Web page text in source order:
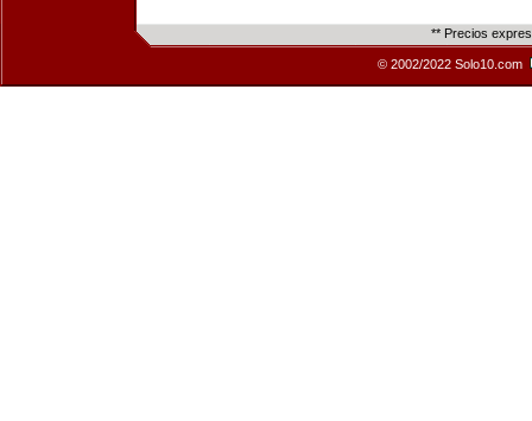
** Precios
© 2002/2022 Solo10.com